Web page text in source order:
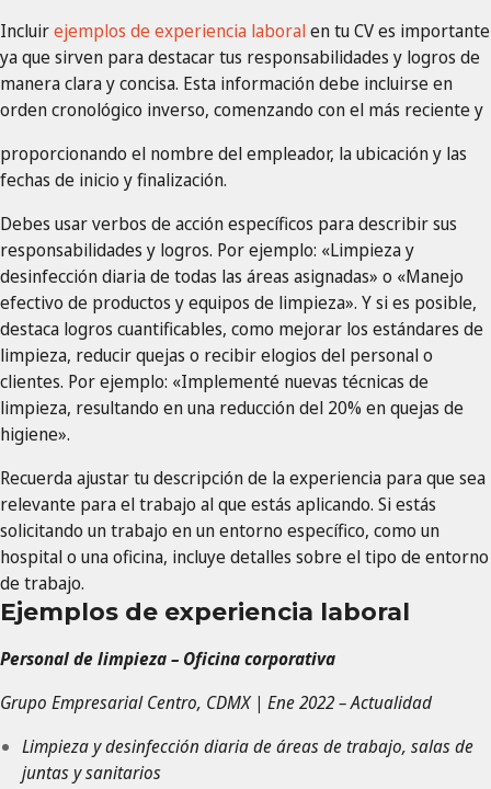
Incluirejemplos de experiencia laboralen tu CV es importante
ya que sirven para destacar tus responsabilidades y logros de
manera clara y concisa. Esta información debe incluirse en
orden cronológico inverso, comenzando con el más reciente y
proporcionando el nombre del empleador, la ubicación y las
fechas de inicio y finalización.
Debes usar verbos de acción específicos para describir sus
responsabilidades y logros. Por ejemplo: «Limpieza y
desinfección diaria de todas las áreas asignadas» o «Manejo
efectivo de productos y equipos de limpieza». Y si es posible,
destaca logros cuantificables, como mejorar los estándares de
limpieza, reducir quejas o recibir elogios del personal o
clientes. Por ejemplo: «Implementé nuevas técnicas de
limpieza, resultando en una reducción del 20% en quejas de
higiene».
Recuerda ajustar tu descripción de la experiencia para que sea
relevante para el trabajo al que estás aplicando. Si estás
solicitando un trabajo en un entorno específico, como un
hospital o una oficina, incluye detalles sobre el tipo de entorno
de trabajo.
Ejemplos de experiencia laboral
Personal de limpieza – Oficina corporativa
Grupo Empresarial Centro, CDMX | Ene 2022 – Actualidad
Limpieza y desinfección diaria de áreas de trabajo, salas de
juntas y sanitarios